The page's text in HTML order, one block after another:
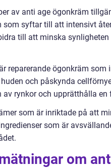
av anti age ögonkräm
syftar till att intensivt
till att minska
reparerande ögonkräm
och påskynda
rynkor och upprätthålla
som är inriktade på att
som är
om